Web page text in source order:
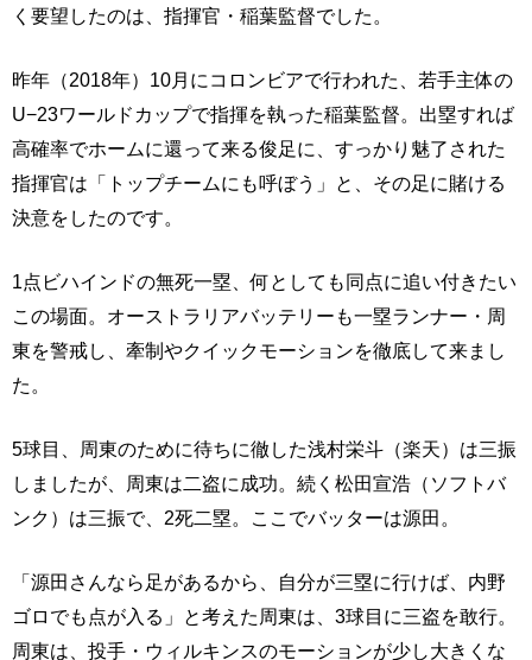
く要望したのは、指揮官・稲葉監督でした。
昨年（2018年）10月にコロンビアで行われた、若手主体の
U−23ワールドカップで指揮を執った稲葉監督。出塁すれば
高確率でホームに還って来る俊足に、すっかり魅了された
指揮官は「トップチームにも呼ぼう」と、その足に賭ける
決意をしたのです。
1点ビハインドの無死一塁、何としても同点に追い付きたい
この場面。オーストラリアバッテリーも一塁ランナー・周
東を警戒し、牽制やクイックモーションを徹底して来まし
た。
5球目、周東のために待ちに徹した浅村栄斗（楽天）は三振
しましたが、周東は二盗に成功。続く松田宣浩（ソフトバ
ンク）は三振で、2死二塁。ここでバッターは源田。
「源田さんなら足があるから、自分が三塁に行けば、内野
ゴロでも点が入る」と考えた周東は、3球目に三盗を敢行。
周東は、投手・ウィルキンスのモーションが少し大きくな